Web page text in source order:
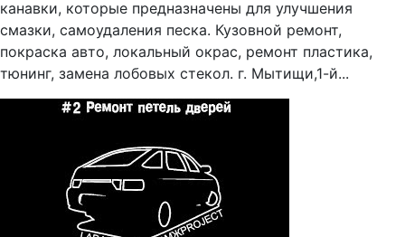
канавки, которые предназначены для улучшения
смазки, самоудаления песка. Кузовной ремонт,
покраска авто, локальный окрас, ремонт пластика,
тюнинг, замена лобовых стекол. г. Мытищи,1-й...